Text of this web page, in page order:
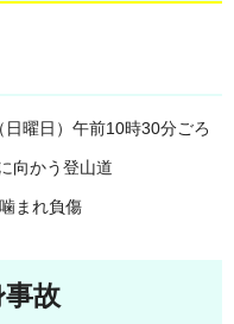
曜日）午前10時30分ごろ
向かう登山道
まれ負傷
故